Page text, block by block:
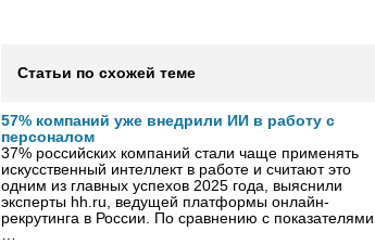
Статьи по схожей теме
57% компаний уже внедрили ИИ в работу с
персоналом
37% российских компаний стали чаще применять
искусственный интеллект в работе и считают это
одним из главных успехов 2025 года, выяснили
эксперты hh.ru, ведущей платформы онлайн-
рекрутинга в России. По сравнению с показателями
…